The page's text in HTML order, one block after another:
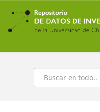
Ir
contenido
principal
Buscar